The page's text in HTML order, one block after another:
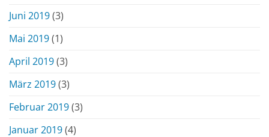
Juni 2019(3)
Mai 2019(1)
April 2019(3)
März 2019(3)
Februar 2019(3)
Januar 2019(4)